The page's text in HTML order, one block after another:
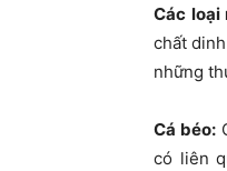
Các loại
chất
những
Cá béo:
có liên